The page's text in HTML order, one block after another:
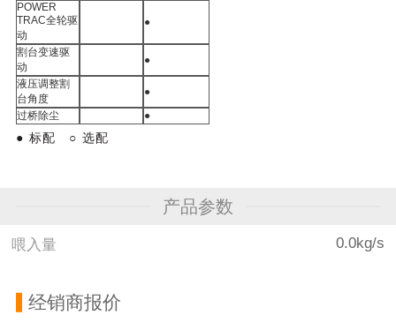
POWER
TRAC全轮驱
动
●
割台变速驱
动
●
液压调整割
台角度
●
过桥除尘
●
● 标配 ○ 选配
产品参数
喂入量 0.0kg/s
经销商报价